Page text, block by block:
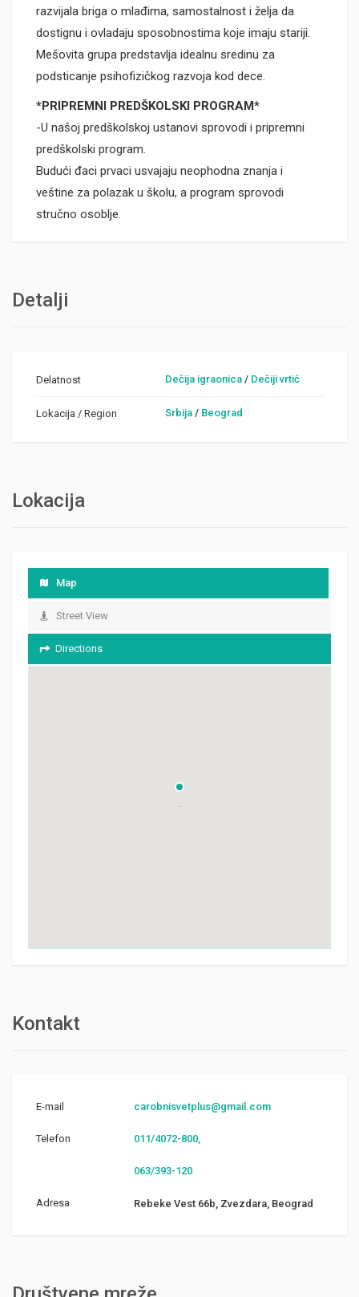
razvijala briga o mlađima, samostalnost i želja da
dostignu i ovladaju sposobnostima koje imaju stariji.
Mešovita grupa predstavlja idealnu sredinu za
podsticanje psihofizičkog razvoja kod dece.
*PRIPREMNI PREDŠKOLSKI PROGRAM*
-U našoj predškolskoj ustanovi sprovodi i pripremni
predškolski program.
Budući đaci prvaci usvajaju neophodna znanja i
veštine za polazak u školu, a program sprovodi
stručno osoblje.
Detalji
Delatnost Dečija igraonica / Dečiji vrtić
Lokacija / Region Srbija / Beograd
Lokacija
Map
Street View
Directions
Kontakt
E-mail carobnisvetplus@gmail.com
Telefon 011/4072-800,
063/393-120
Adresa Rebeke Vest 66b, Zvezdara, Beograd